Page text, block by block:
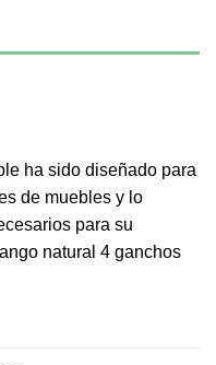
ha sido diseñado para
de muebles y lo
para su
natural 4 ganchos